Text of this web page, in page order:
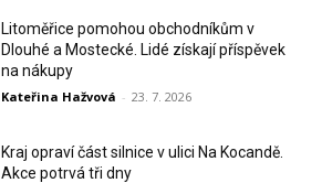
Litoměřice pomohou obchodníkům v
Dlouhé a Mostecké. Lidé získají příspěvek
na nákupy
Kateřina Hažvová - 23. 7. 2026
Kraj opraví část silnice v ulici Na Kocandě.
Akce potrvá tři dny